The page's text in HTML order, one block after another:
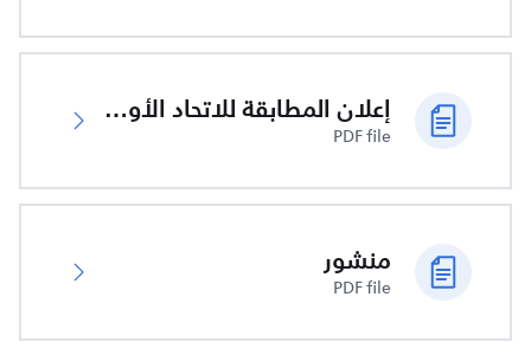
إعلان المطابقة للاتحاد الأوروبي
PDF file
منشور
PDF file